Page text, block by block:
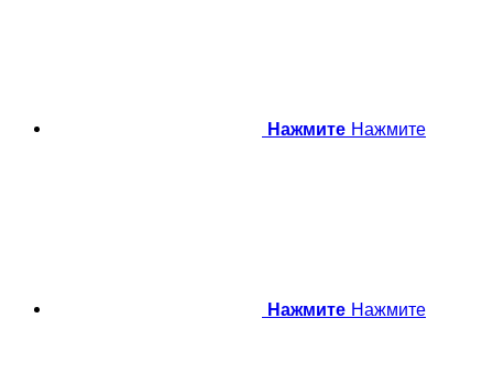
Нажмите Нажмите
Нажмите Нажмите